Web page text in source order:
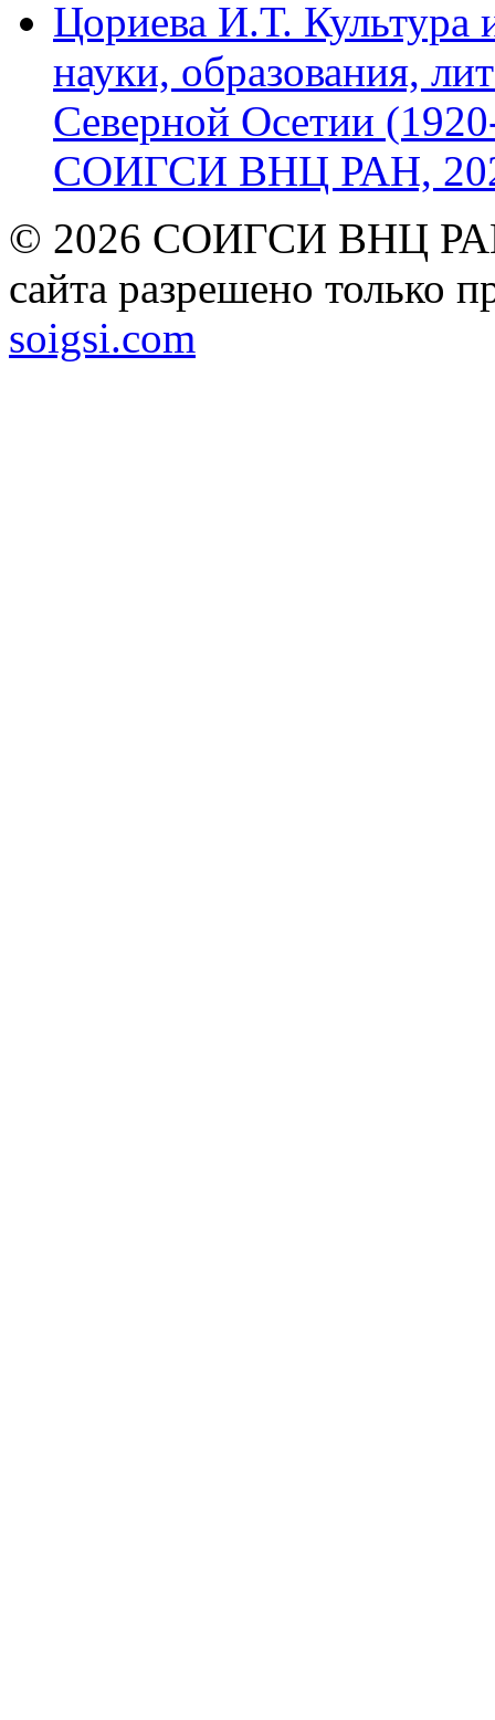
Цориева И.Т. Культура
науки, образования,
Северной Осетии
СОИГСИ ВНЦ РАН,
© 2026 СОИГСИ ВНЦ РАН
сайта разрешено только
soigsi.com